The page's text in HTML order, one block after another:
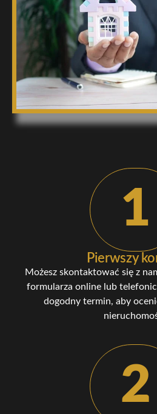
1
Pierwszy
Możesz skontaktować się z
formularza online lub
dogodny termin, aby
2